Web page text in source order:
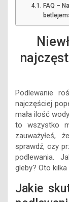
FAQ –
Podlewanie
najczęściej
mała ilość
to wszystko
zauważyłeś,
sprawdź, czy
podlewania.
gleby? Oto
Jakie